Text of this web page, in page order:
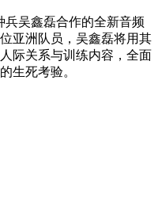
兵吴鑫磊合作的全新音频
亚洲队员，吴鑫磊将用其
际关系与训练内容，全面
生死考验。